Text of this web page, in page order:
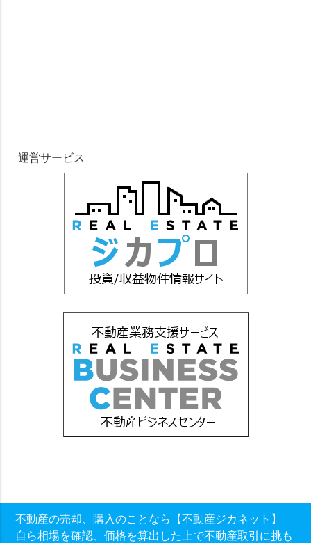
運営サービス
不動産の売却、購入のことなら【不動産ジカネット】
自ら相場を確認、価格を算出した上で不動産取引に挑も